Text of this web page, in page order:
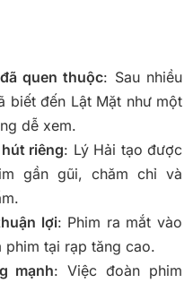
quen thuộc: Sau nhiều
biết đến Lật Mặt như một
dễ xem.
riêng: Lý Hải tạo được
gần gũi, chăm chỉ và
lợi: Phim ra mắt vào
tại rạp tăng cao.
mạnh: Việc đoàn phim